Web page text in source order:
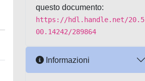
questo documento:
https://hdl.handle.net/20.5
00.14242/289864
Informazioni